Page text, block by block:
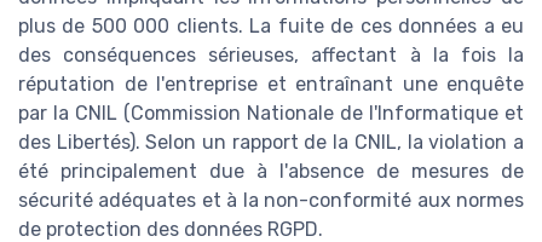
plus de 500 000 clients. La fuite de ces données a eu
des conséquences sérieuses, affectant à la fois la
réputation de l'entreprise et entraînant une enquête
par la CNIL (Commission Nationale de l'Informatique et
des Libertés). Selon un rapport de la CNIL, la violation a
été principalement due à l'absence de mesures de
sécurité adéquates et à la non-conformité aux normes
de protection des données RGPD.